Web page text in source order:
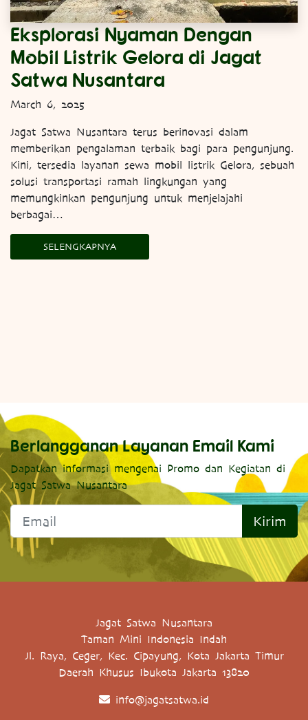
Eksplorasi Nyaman Dengan
Mobil Listrik Gelora di Jagat
Satwa Nusantara
March 6, 2025
Jagat Satwa Nusantara terus berinovasi dalam
memberikan pengalaman terbaik bagi para pengunjung.
Kini, tersedia layanan sewa mobil listrik Gelora, sebuah
solusi transportasi ramah lingkungan yang
memungkinkan pengunjung untuk menjelajahi
berbagai…
SELENGKAPNYA
Berlangganan Layanan Email Kami
Dapatkan informasi mengenai Promo dan Kegiatan di
Jagat Satwa Nusantara
Kirim
Jagat Satwa Nusantara
Taman Mini Indonesia Indah
Jl. Raya, Ceger, Kec. Cipayung, Kota Jakarta Timur
Daerah Khusus Ibukota Jakarta 13820
info@jagatsatwa.id